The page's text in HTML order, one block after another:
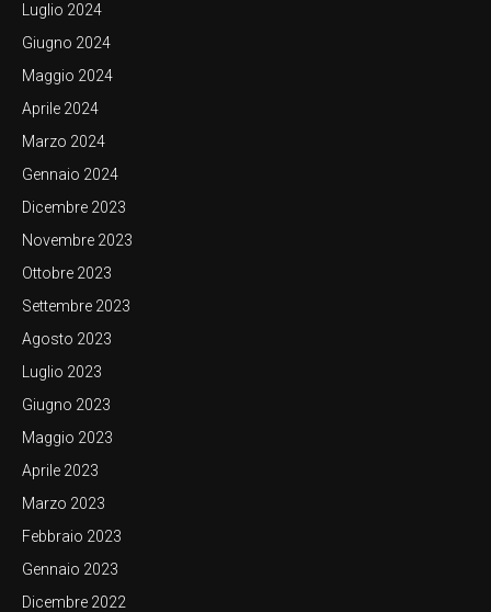
Luglio 2024
Giugno 2024
Maggio 2024
Aprile 2024
Marzo 2024
Gennaio 2024
Dicembre 2023
Novembre 2023
Ottobre 2023
Settembre 2023
Agosto 2023
Luglio 2023
Giugno 2023
Maggio 2023
Aprile 2023
Marzo 2023
Febbraio 2023
Gennaio 2023
Dicembre 2022